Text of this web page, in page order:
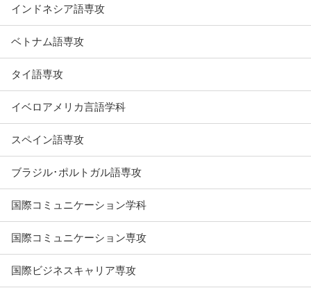
インドネシア語専攻
ベトナム語専攻
タイ語専攻
イベロアメリカ言語学科
スペイン語専攻
ブラジル･ポルトガル語専攻
国際コミュニケーション学科
国際コミュニケーション専攻
国際ビジネスキャリア専攻